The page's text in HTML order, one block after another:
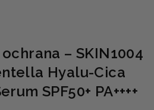
– SKIN1004
Hyalu-Cica
SPF50+ PA++++